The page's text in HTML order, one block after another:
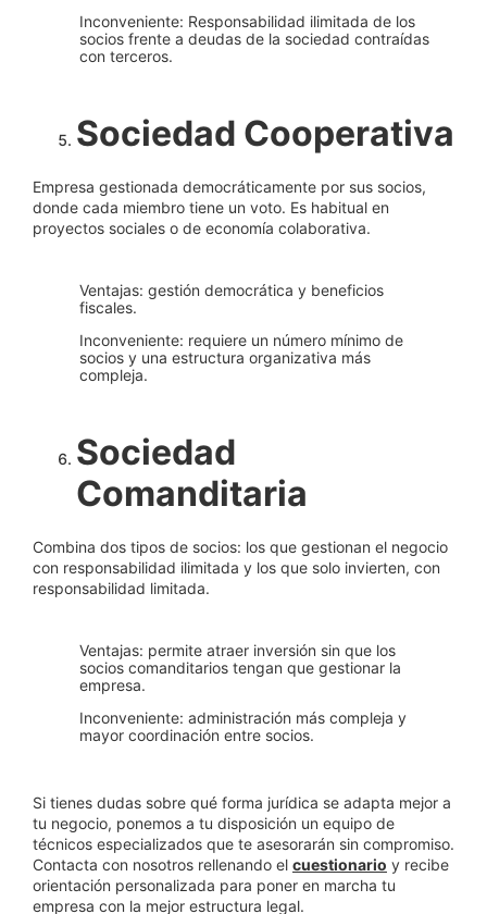
Inconveniente: Responsabilidad ilimitada de los
socios frente a deudas de la sociedad contraídas
con terceros.
Sociedad Cooperativa
Empresa gestionada democráticamente por sus socios,
donde cada miembro tiene un voto. Es habitual en
proyectos sociales o de economía colaborativa.
Ventajas: gestión democrática y beneficios
fiscales.
Inconveniente: requiere un número mínimo de
socios y una estructura organizativa más
compleja.
Sociedad
Comanditaria
Combina dos tipos de socios: los que gestionan el negocio
con responsabilidad ilimitada y los que solo invierten, con
responsabilidad limitada.
Ventajas: permite atraer inversión sin que los
socios comanditarios tengan que gestionar la
empresa.
Inconveniente: administración más compleja y
mayor coordinación entre socios.
Si tienes dudas sobre qué forma jurídica se adapta mejor a
tu negocio, ponemos a tu disposición un equipo de
técnicos especializados que te asesorarán sin compromiso.
Contacta con nosotros rellenando el cuestionario y recibe
orientación personalizada para poner en marcha tu
empresa con la mejor estructura legal.